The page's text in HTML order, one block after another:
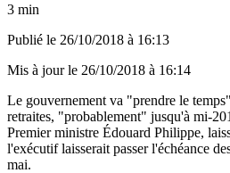
3 min
Publié le 26/10/2018 à 16:13
Mis à jour le 26/10/2018 à 16:14
Le gouvernement va "prendre le
retraites, "probablement" jusqu'à mi-
Premier ministre Édouard Philippe,
l'exécutif laisserait passer l'échéance
mai.